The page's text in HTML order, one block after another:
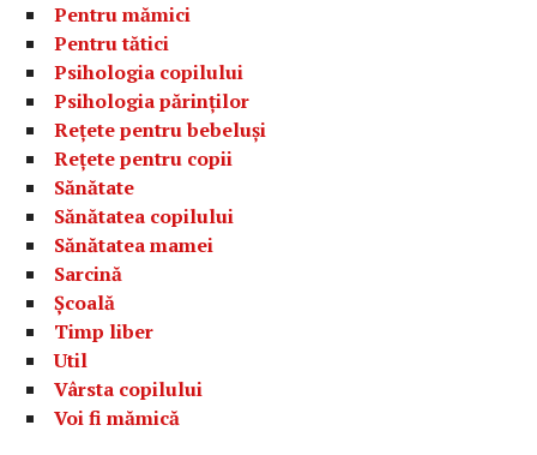
Pentru mămici
Pentru tătici
Psihologia copilului
Psihologia părinților
Rețete pentru bebeluși
Rețete pentru copii
Sănătate
Sănătatea copilului
Sănătatea mamei
Sarcină
Școală
Timp liber
Util
Vârsta copilului
Voi fi mămică